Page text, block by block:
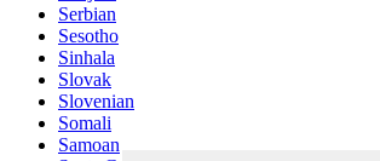
Serbian
Sesotho
Sinhala
Slovak
Slovenian
Somali
Samoan